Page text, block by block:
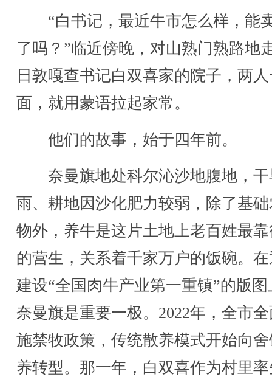
“白书记，最近牛市怎么样，能
了吗？”临近傍晚，对山熟门熟路地
日敦嘎查书记白双喜家的院子，两
面，就用蒙语拉起家常。
他们的故事，始于四年前。
奈曼旗地处科尔沁沙地腹地，干
雨、耕地因沙化肥力较弱，除了基
物外，养牛是这片土地上老百姓最
的营生，关系着千家万户的饭碗。
建设“全国肉牛产业第一重镇”的版图
奈曼旗是重要一极。2022年，全市
施禁牧政策，传统散养模式开始向
养转型。那一年，白双喜作为村里